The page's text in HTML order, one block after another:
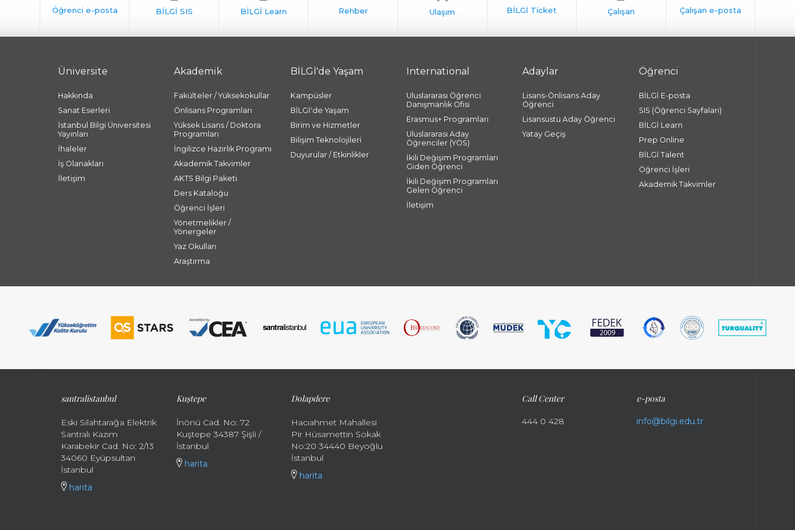
Üniversite
Hakkında
Sanat Eserleri
İstanbul Bilgi Üniversitesi
Yayınları
İhaleler
İş Olanakları
İletişim
Akademik
Fakülteler / Yüksekokullar
Önlisans Programları
Yüksek Lisans / Doktora
Programları
İngilizce Hazırlık Programı
Akademik Takvimler
AKTS Bilgi Paketi
Ders Kataloğu
Öğrenci İşleri
Yönetmelikler /
Yönergeler
Yaz Okulları
Araştırma
BİLGİ'de Yaşam
Kampüsler
BİLGİ'de Yaşam
Birim ve Hizmetler
Bilişim Teknolojileri
Duyurular / Etkinlikler
International
Uluslararası Öğrenci
Danışmanlık Ofisi
Erasmus+ Programları
Uluslararası Aday
Öğrenciler (YÖS)
İkili Değişim Programları
Giden Öğrenci
İkili Değişim Programları
Gelen Öğrenci
İletişim
Adaylar
Lisans-Önlisans Aday
Öğrenci
Lisansüstü Aday Öğrenci
Yatay Geçiş
Öğrenci
BİLGİ E-posta
SIS (Öğrenci Sayfaları)
BİLGİ Learn
Prep Online
BİLGİ Talent
Öğrenci İşleri
Akademik Takvimler
santralistanbul
Eski Silahtarağa Elektrik
Santralı Kazım
Karabekir Cad. No: 2/13
34060 Eyüpsultan
İstanbul
harita
Kuştepe
İnönü Cad. No: 72
Kuştepe 34387 Şişli /
İstanbul
harita
Dolapdere
Hacıahmet Mahallesi
Pir Hüsamettin Sokak
No:20 34440 Beyoğlu
İstanbul
harita
Call Center
444 0 428
e-posta
info@bilgi.edu.tr